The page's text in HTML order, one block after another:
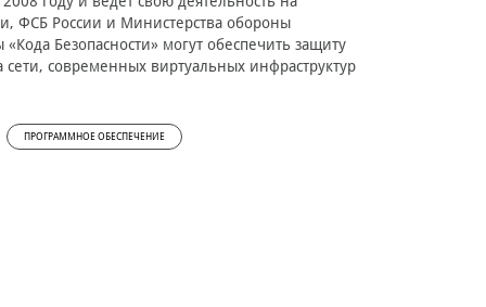
ФСБ России и Министерства обороны
Безопасности» могут обеспечить защиту
современных виртуальных инфраструктур
ПРОГРАММНОЕ ОБЕСПЕЧЕНИЕ